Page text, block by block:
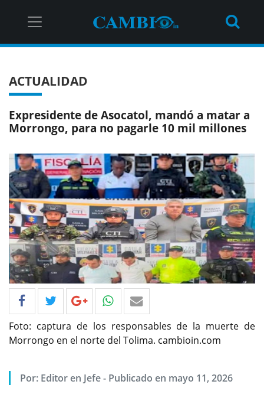
ACTUALIDAD
Expresidente de Asocatol, mandó a matar a
Morrongo, para no pagarle 10 mil millones
Foto: captura de los responsables de la muerte de
Morrongo en el norte del Tolima. cambioin.com
Por: Editor en Jefe - Publicado en mayo 11, 2026